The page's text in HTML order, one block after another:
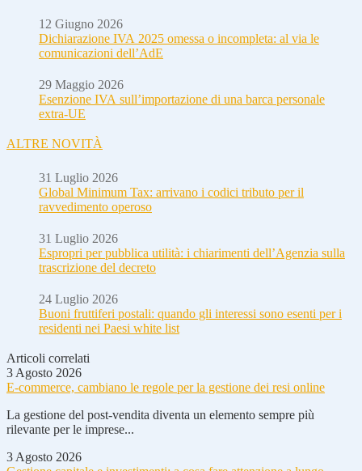
12 Giugno 2026
Dichiarazione IVA 2025 omessa o incompleta: al via le
comunicazioni dell’AdE
29 Maggio 2026
Esenzione IVA sull’importazione di una barca personale
extra-UE
ALTRE NOVITÀ
31 Luglio 2026
Global Minimum Tax: arrivano i codici tributo per il
ravvedimento operoso
31 Luglio 2026
Espropri per pubblica utilità: i chiarimenti dell’Agenzia sulla
trascrizione del decreto
24 Luglio 2026
Buoni fruttiferi postali: quando gli interessi sono esenti per i
residenti nei Paesi white list
Articoli correlati
3 Agosto 2026
E-commerce, cambiano le regole per la gestione dei resi online
La gestione del post-vendita diventa un elemento sempre più
rilevante per le imprese...
3 Agosto 2026